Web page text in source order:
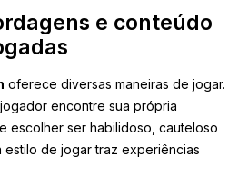
e conteúdo
oferece diversas maneiras de jogar.
encontre sua própria
escolher ser habilidoso, cauteloso
estilo de jogar traz experiências